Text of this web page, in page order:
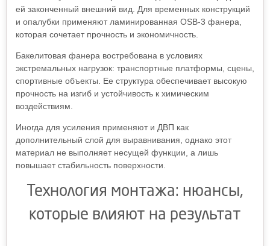
ей законченный внешний вид. Для временных конструкций
и опалубки применяют ламинированная OSB-3 фанера,
которая сочетает прочность и экономичность.
Бакелитовая фанера востребована в условиях
экстремальных нагрузок: транспортные платформы, сцены,
спортивные объекты. Ее структура обеспечивает высокую
прочность на изгиб и устойчивость к химическим
воздействиям.
Иногда для усиления применяют и ДВП как
дополнительный слой для выравнивания, однако этот
материал не выполняет несущей функции, а лишь
повышает стабильность поверхности.
Технология монтажа: нюансы,
которые влияют на результат